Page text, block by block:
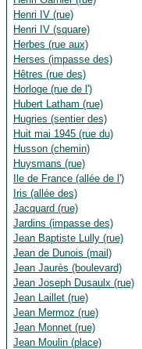
Henri IV (rue)
Henri IV (square)
Herbes (rue aux)
Herses (impasse des)
Hêtres (rue des)
Horloge (rue de l')
Hubert Latham (rue)
Hugries (sentier des)
Huit mai 1945 (rue du)
Husson (chemin)
Huysmans (rue)
Ile de France (allée de l')
Iris (allée des)
Jacquard (rue)
Jardins (impasse des)
Jean Baptiste Lully (rue)
Jean de Dunois (mail)
Jean Jaurès (boulevard)
Jean Joseph Dusaulx (rue)
Jean Laillet (rue)
Jean Mermoz (rue)
Jean Monnet (rue)
Jean Moulin (place)